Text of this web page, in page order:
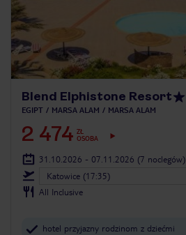
Blend Elphistone Resort
EGIPT MARSA ALAM MARSA ALAM
2 474 ZŁ
OSOBA
31.10.2026 - 07.11.2026 (7 noclegów)
Katowice (17:35)
All Inclusive
hotel przyjazny rodzinom z dziećmi